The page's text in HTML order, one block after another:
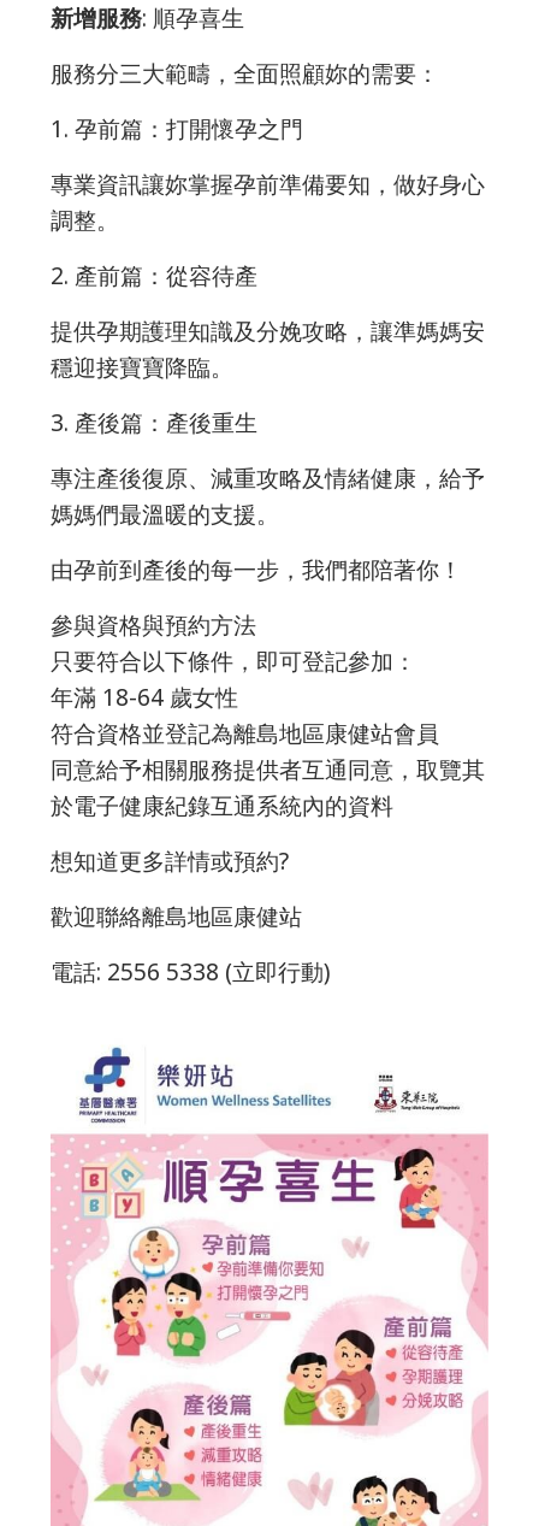
新增服務: 順孕喜生
服務分三大範疇，全面照顧妳的需要：
1. 孕前篇：打開懷孕之門
專業資訊讓妳掌握孕前準備要知，做好身心
調整。
2. 產前篇：從容待產
提供孕期護理知識及分娩攻略，讓準媽媽安
穩迎接寶寶降臨。
3. 產後篇：產後重生
專注產後復原、減重攻略及情緒健康，給予
媽媽們最溫暖的支援。
由孕前到產後的每一步，我們都陪著你！
參與資格與預約方法
只要符合以下條件，即可登記參加：
年滿 18-64 歲女性
符合資格並登記為離島地區康健站會員
同意給予相關服務提供者互通同意，取覽其
於電子健康紀錄互通系統內的資料
想知道更多詳情或預約?
歡迎聯絡離島地區康健站
電話: 2556 5338 (立即行動)